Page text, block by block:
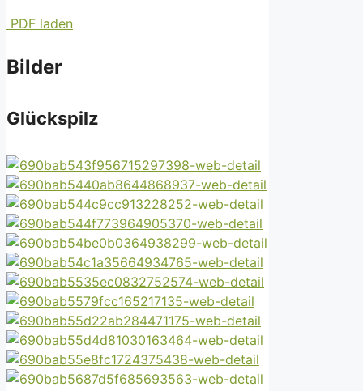
PDF laden
Bilder
Glückspilz